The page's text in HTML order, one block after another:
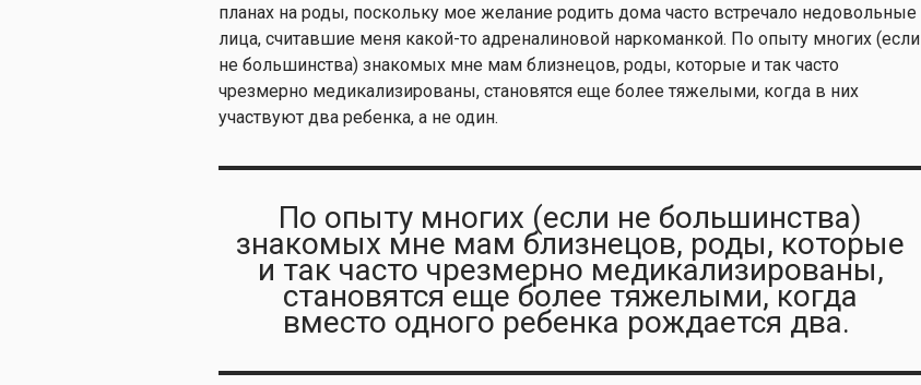
планах на роды, поскольку мое желание родить дома часто встречало недовольные
лица, считавшие меня какой-то адреналиновой наркоманкой. По опыту многих (если
не большинства) знакомых мне мам близнецов, роды, которые и так часто
чрезмерно медикализированы, становятся еще более тяжелыми, когда в них
участвуют два ребенка, а не один.
По опыту многих (если не большинства)
знакомых мне мам близнецов, роды, которые
и так часто чрезмерно медикализированы,
становятся еще более тяжелыми, когда
вместо одного ребенка рождается два.